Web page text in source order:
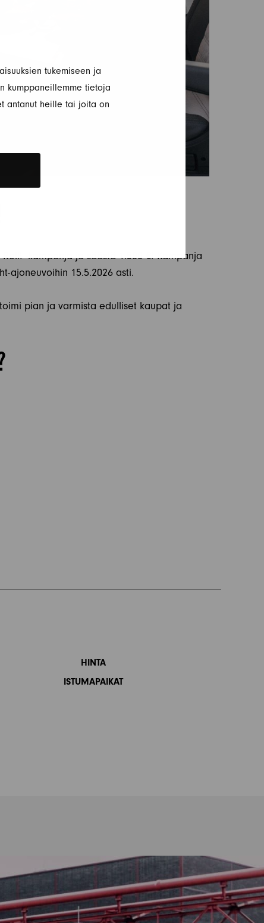
tukemiseen ja
kumppaneillemme tietoja
antanut heille tai joita on
-kampanja ja säästä 1.500 €! Kampanja
ajoneuvoihin 15.5.2026 asti.
pian ja varmista edulliset kaupat ja
HINTA
ISTUMAPAIKAT